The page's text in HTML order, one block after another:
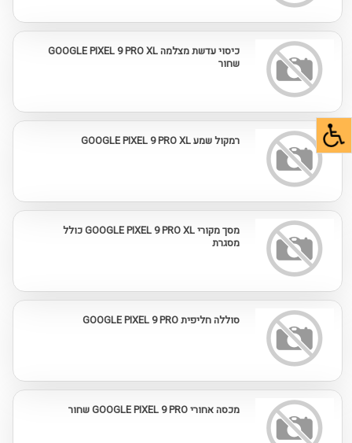
כיסוי עדשת מצלמה GOOGLE PIXEL 9 PRO XL
שחור
רמקול שמע GOOGLE PIXEL 9 PRO XL
מסך מקורי GOOGLE PIXEL 9 PRO XL כולל
מסגרת
סוללה חליפית GOOGLE PIXEL 9 PRO
מכסה אחורי GOOGLE PIXEL 9 PRO שחור